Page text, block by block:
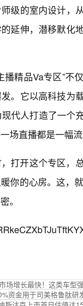
级的室内设计，
延伸，潜移默化
播精品Va专区”不
。它以高科技为
代人打造了一个
场直播都是一幅流
打开这个专区，
你的心房。这，
。
场增长最快！这类车型
资金用于司美格鲁肽研